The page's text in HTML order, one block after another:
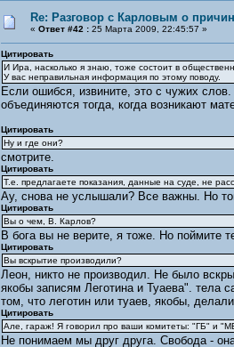
Re: Разговор с Карловым о
« Ответ #42 :25 Марта 2009, 22:45:57 »
Цитировать
И Ира, насколько я знаю, тоже состоит в
У вас неправильная информация по этому поводу.
Если ошибся, извините, это с чужих
объединяются тогда, когда возникают
Цитировать
Ну и где они?
смотрите.
Цитировать
Т.е. предлагаете показания, данные на суде, не
Ау, снова не услышали? Все важны. Но
Цитировать
Вы о чем, В. Карлов?
В бога вы не верите, я тоже. Но поймите
Цитировать
Вы вскрытие производили?
Леон, никто не производил. Не было
якобы записям Леготина и Туаева". тела
том, что леготин или туаев, якобы,
Цитировать
Але, гараж! Я говорил про ваши комитеты: "ГБ" и
Не понимаем мы друг друга. Свобода -